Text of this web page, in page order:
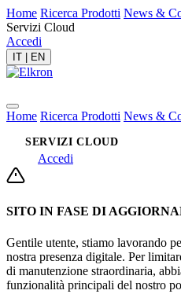
Home Ricerca Prodotti News &
Servizi Cloud
Accedi
IT EN
Home Ricerca Prodotti News &
SERVIZI CLOUD
Accedi
SITO IN FASE DI
Gentile utente, stiamo lavorando
nostra presenza digitale. Per
di manutenzione straordinaria,
funzionalità principali del nostro